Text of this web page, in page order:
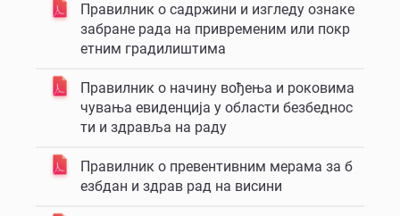
Правилник о садржини и изгледу ознаке
забране рада на привременим или покр
етним градилиштима
Правилник о начину вођења и роковима
чувања евиденција у области безбеднос
ти и здравља на раду
Правилник о превентивним мерама за б
езбдан и здрав рад на висини